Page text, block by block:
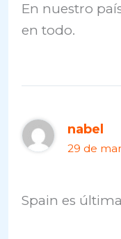
En nuestro
en todo.
nabel
29 de
Spain es